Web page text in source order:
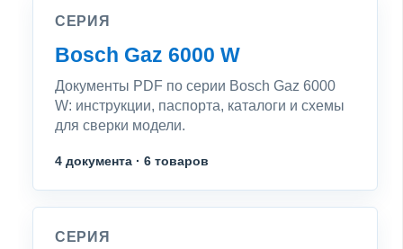
СЕРИЯ
Bosch Gaz 6000 W
Документы PDF по серии Bosch Gaz 6000
W: инструкции, паспорта, каталоги и схемы
для сверки модели.
4 документа · 6 товаров
СЕРИЯ